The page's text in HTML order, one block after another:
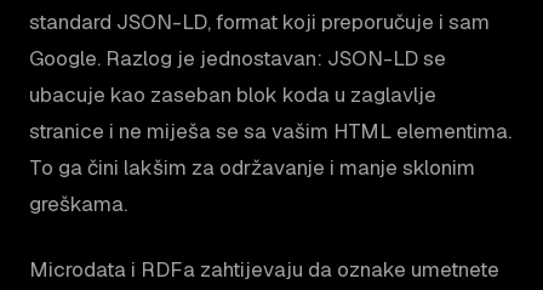
standard JSON-LD, format koji preporučuje i sam
Google. Razlog je jednostavan: JSON-LD se
ubacuje kao zaseban blok koda u zaglavlje
stranice i ne miješa se sa vašim HTML elementima.
To ga čini lakšim za održavanje i manje sklonim
greškama.
Microdata i RDFa zahtijevaju da oznake umetnete